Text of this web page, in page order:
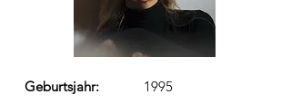
Geburtsjahr:
1995